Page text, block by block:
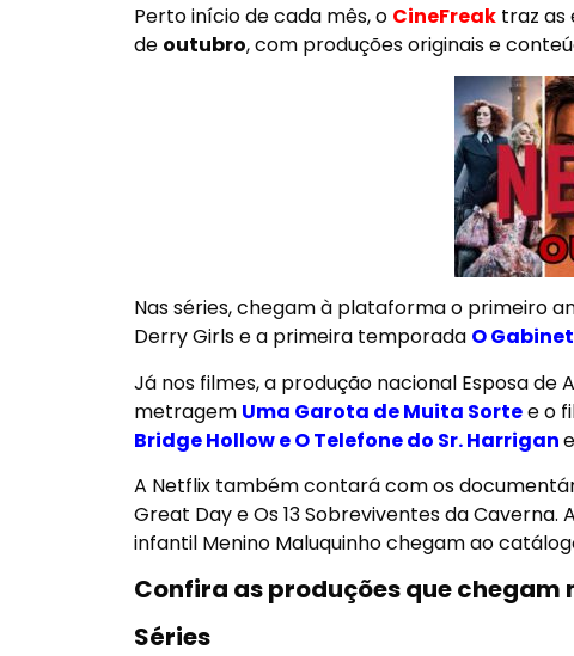
Perto início de cada mês, o CineFreak traz as
de outubro, com produções originais e
Nas séries, chegam à plataforma o primeiro
Derry Girlse a primeira temporada O
Já nos filmes, a produção nacional Esposa de
metragem Uma Garota de Muita Sortee o
Bridge Hollow e O Telefone do Sr. Harrigan
A Netflix também contará com os
Great DayeOs 13 Sobreviventes da Caverna.
infantil Menino Maluquinhochegam ao
Confira as produções que chegam
Séries